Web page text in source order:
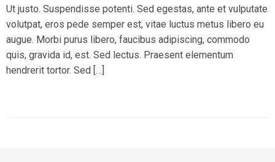
Ut justo. Suspendisse potenti. Sed egestas, ante et vulputate
volutpat, eros pede semper est, vitae luctus metus libero eu
augue. Morbi purus libero, faucibus adipiscing, commodo
quis, gravida id, est. Sed lectus. Praesent elementum
hendrerit tortor. Sed […]